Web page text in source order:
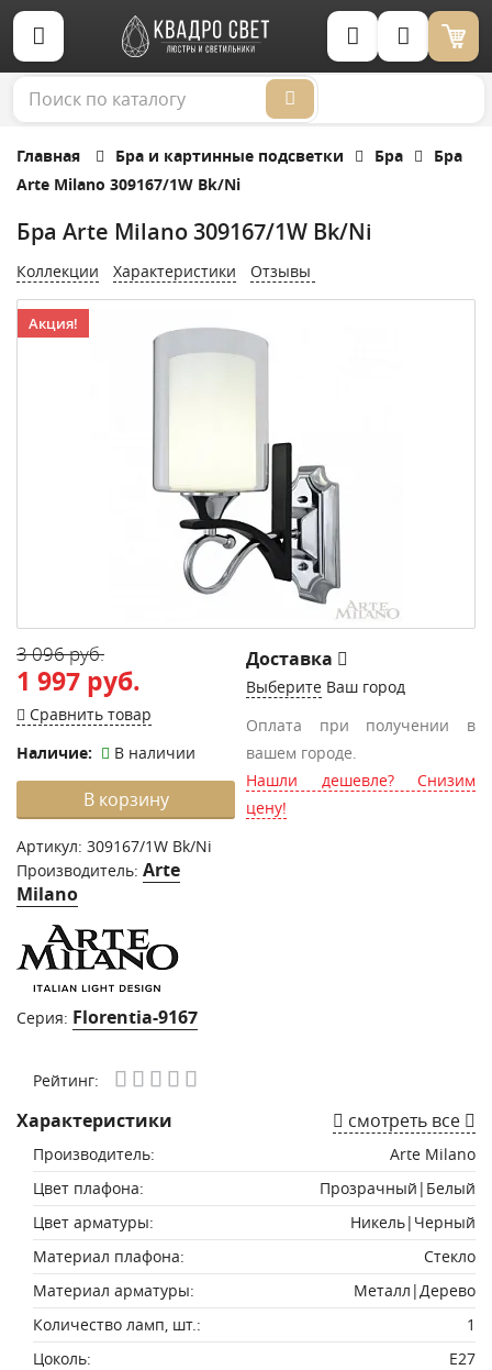
Корзина (0)
Главная Бра и картинные подсветки Бра
Бра
Arte Milano 309167/1W Bk/Ni
Бра Arte Milano 309167/1W Bk/Ni
Коллекции Характеристики Отзывы
Акция!
3 096 руб.
1 997 руб.
Сравнить товар
Наличие:
В наличии
В корзину
Артикул: 309167/1W Bk/Ni
Производитель: Arte
Milano
Серия: Florentia-9167
Доставка
Выберите Ваш город
Оплата при получении в
вашем городе.
Нашли дешевле? Снизим
цену!
Рейтинг:
Характеристики смотреть все
Производитель:
Arte Milano
Цвет плафона:
Прозрачный|Белый
Цвет арматуры:
Никель|Черный
Материал плафона:
Стекло
Материал арматуры:
Металл|Дерево
Количество ламп, шт.:
1
Цоколь:
E27